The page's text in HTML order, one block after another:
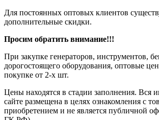
Для постоянных оптовых клиентов
дополнительные скидки.
Просим обратить внимание!!!
При закупке генераторов, инструментов,
дорогостоящего оборудования, оптовые
покупке от 2-х шт.
Цены находятся в стадии заполнения. Вся
сайте размещена в целях ознакомления с
приобретением и не является публичной